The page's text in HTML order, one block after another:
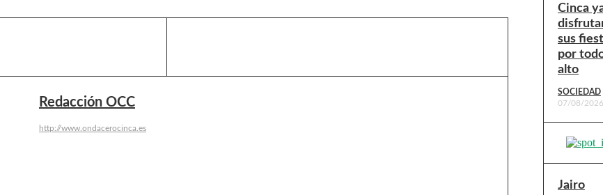
Redacción OCC
http://www.ondacerocinca.es
Cinca
sus
por
alto
SOCIEDAD
07/08/2026
Jairo